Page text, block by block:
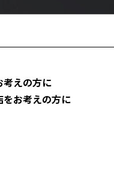
考えの方に
お考えの方に